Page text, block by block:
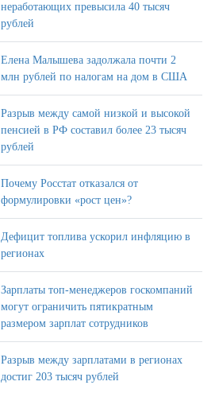
неработающих превысила 40 тысяч
рублей
Елена Малышева задолжала почти 2
млн рублей по налогам на дом в США
Разрыв между самой низкой и высокой
пенсией в РФ составил более 23 тысяч
рублей
Почему Росстат отказался от
формулировки «рост цен»?
Дефицит топлива ускорил инфляцию в
регионах
Зарплаты топ-менеджеров госкомпаний
могут ограничить пятикратным
размером зарплат сотрудников
Разрыв между зарплатами в регионах
достиг 203 тысяч рублей